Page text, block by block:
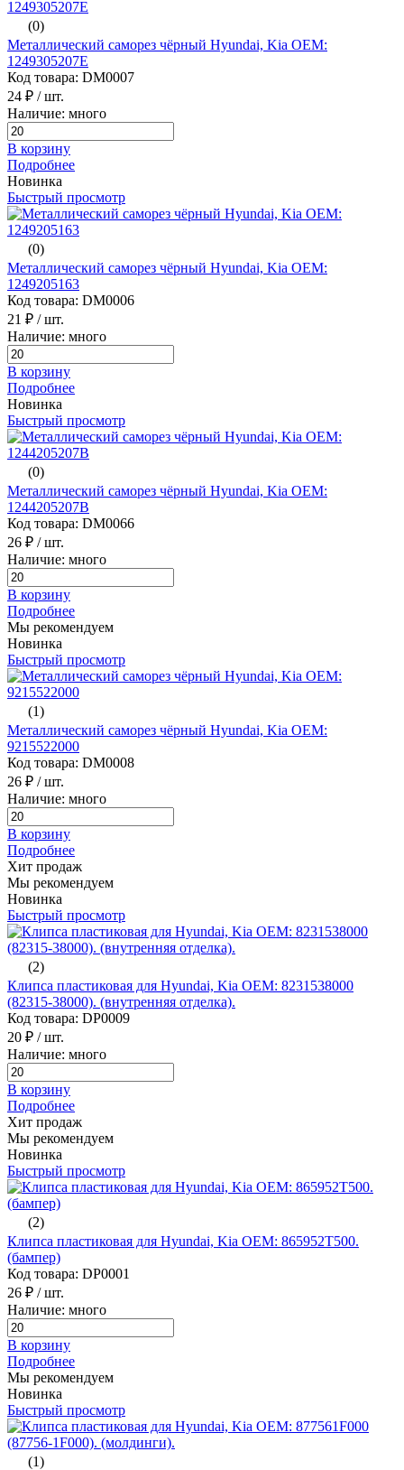
(0)
Металлический саморез чёрный Hyundai, Kia ОЕМ:
1249305207E
Код товара: DM0007
24 ₽ / шт.
Наличие: много
В корзину
Подробнее
Новинка
Быстрый просмотр
(0)
Металлический саморез чёрный Hyundai, Kia ОЕМ:
1249205163
Код товара: DM0006
21 ₽ / шт.
Наличие: много
В корзину
Подробнее
Новинка
Быстрый просмотр
(0)
Металлический саморез чёрный Hyundai, Kia ОЕМ:
1244205207B
Код товара: DM0066
26 ₽ / шт.
Наличие: много
В корзину
Подробнее
Мы рекомендуем
Новинка
Быстрый просмотр
(1)
Металлический саморез чёрный Hyundai, Kia ОЕМ:
9215522000
Код товара: DM0008
26 ₽ / шт.
Наличие: много
В корзину
Подробнее
Хит продаж
Мы рекомендуем
Новинка
Быстрый просмотр
(2)
Клипса пластиковая для Hyundai, Kia ОЕМ: 8231538000
(82315-38000). (внутренняя отделка).
Код товара: DP0009
20 ₽ / шт.
Наличие: много
В корзину
Подробнее
Хит продаж
Мы рекомендуем
Новинка
Быстрый просмотр
(2)
Клипса пластиковая для Hyundai, Kia ОЕМ: 865952T500.
(бампер)
Код товара: DP0001
26 ₽ / шт.
Наличие: много
В корзину
Подробнее
Мы рекомендуем
Новинка
Быстрый просмотр
(1)